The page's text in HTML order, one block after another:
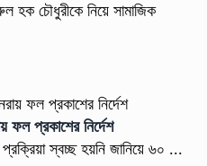
চৌধুরীকে নিয়ে সামাজিক
ফল প্রকাশের নির্দেশ
স্বচ্ছ হয়নি জানিয়ে ৬০ ...